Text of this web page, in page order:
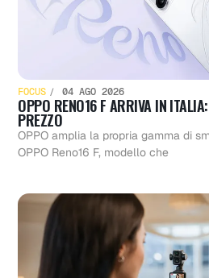
FOCUS 04 AGO 2026
OPPO RENO16 F ARRIVA IN
PREZZO
OPPO amplia la propria gamma di
OPPO Reno16 F, modello che